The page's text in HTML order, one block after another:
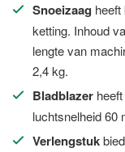
Snoeizaag
ketting. Inhoud
lengte van
2,4 kg.
Bladblazer
luchtsnelheid 60
Verlengstuk